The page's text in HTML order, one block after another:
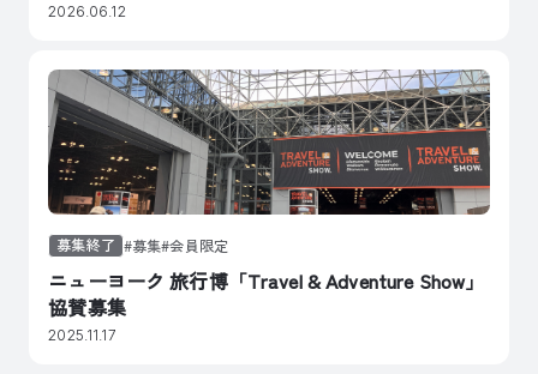
2026.06.12
募集終了 募集 会員限定
ニューヨーク 旅行博「Travel & Adventure Show」
協賛募集
2025.11.17